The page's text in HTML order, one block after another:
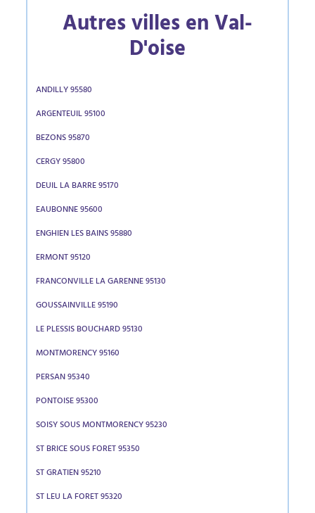
Autres villes en Val-
D'oise
ANDILLY 95580
ARGENTEUIL 95100
BEZONS 95870
CERGY 95800
DEUIL LA BARRE 95170
EAUBONNE 95600
ENGHIEN LES BAINS 95880
ERMONT 95120
FRANCONVILLE LA GARENNE 95130
GOUSSAINVILLE 95190
LE PLESSIS BOUCHARD 95130
MONTMORENCY 95160
PERSAN 95340
PONTOISE 95300
SOISY SOUS MONTMORENCY 95230
ST BRICE SOUS FORET 95350
ST GRATIEN 95210
ST LEU LA FORET 95320